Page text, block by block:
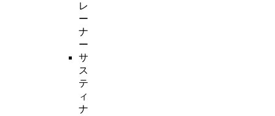
レ
ー
ナ
ー
サ
ス
テ
ィ
ナ